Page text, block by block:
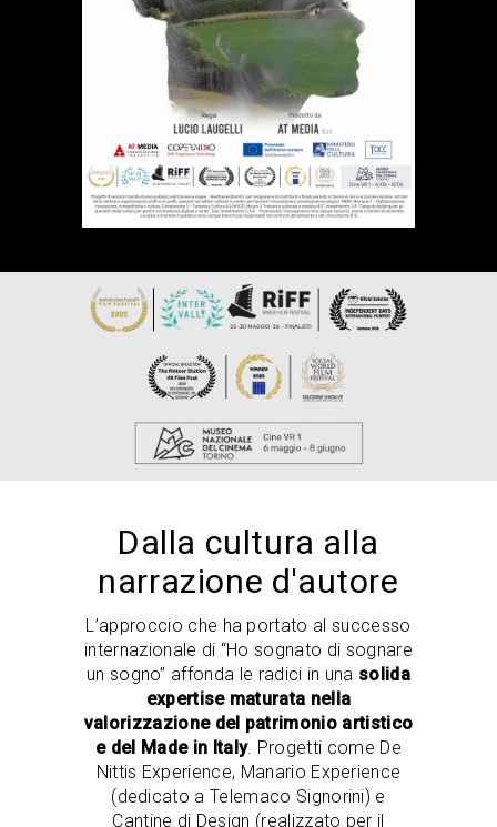
Dalla cultura alla
narrazione d'autore
L’approccio che ha portato al successo
internazionale di “Ho sognato di sognare
un sogno” affonda le radici in una solida
expertise maturata nella
valorizzazione del patrimonio artistico
e del Made in Italy. Progetti come De
Nittis Experience, Manario Experience
(dedicato a Telemaco Signorini) e
Cantine di Design (realizzato per il